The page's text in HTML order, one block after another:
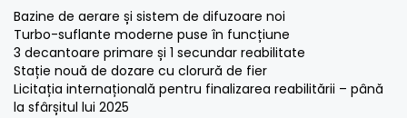
Bazine de aerare și sistem de difuzoare noi
Turbo-suflante moderne puse în funcțiune
3 decantoare primare și 1 secundar reabilitate
Stație nouă de dozare cu clorură de fier
Licitația internațională pentru finalizarea reabilitării – până
la sfârșitul lui 2025